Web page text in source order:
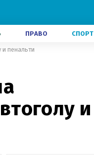
ПРАВО СПОРТ
пенальти
и